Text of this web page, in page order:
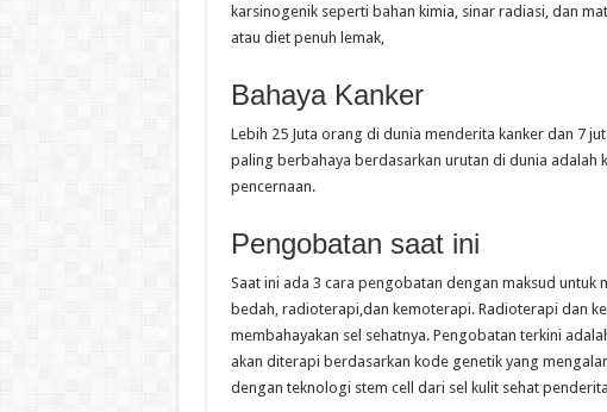
karsinogenik seperti bahan kimia, sinar radiasi, dan
atau diet penuh lemak,
Bahaya Kanker
Lebih 25 Juta orang di dunia menderita kanker dan 7
paling berbahaya berdasarkan urutan di dunia adalah
pencernaan.
Pengobatan saat ini
Saat ini ada 3 cara pengobatan dengan maksud untuk
bedah, radioterapi,dan kemoterapi. Radioterapi dan
membahayakan sel sehatnya. Pengobatan terkini
akan diterapi berdasarkan kode genetik yang
dengan teknologi stem cell dari sel kulit sehat